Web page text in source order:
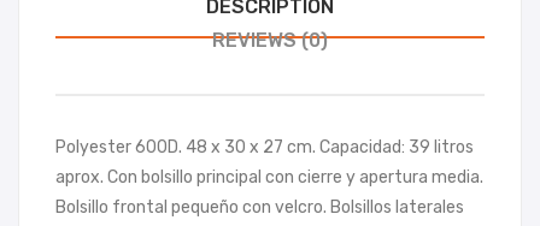
DESCRIPTION
REVIEWS (0)
Polyester 600D. 48 x 30 x 27 cm. Capacidad: 39 litros
aprox. Con bolsillo principal con cierre y apertura media.
Bolsillo frontal pequeño con velcro. Bolsillos laterales